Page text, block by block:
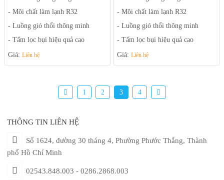
- Môi chất làm lạnh R32
- Luồng gió thổi thông minh
- Tấm lọc bụi hiệu quả cao
- Chế độ siêu tĩnh
Giá:Liên hệ
- Môi chất làm lạnh R32
- Luồng gió thổi thông minh
- Tấm lọc bụi hiệu quả cao
- Chế độ siêu tĩnh
Giá: Liên hệ
1 2 3 4
THÔNG TIN LIÊN HỆ
Số 1624, đường 30 tháng 4, Phường Phước Thắng, Thành
phố Hồ Chí Minh
02543.848.003 - 0286.2868.003